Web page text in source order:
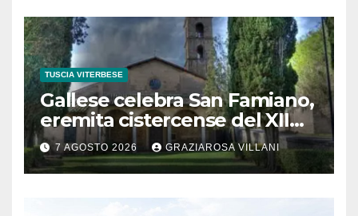
TUSCIA VITERBESE
Gallese celebra San Famiano,
eremita cistercense del XII
secolo
7 AGOSTO 2026 GRAZIAROSA VILLANI